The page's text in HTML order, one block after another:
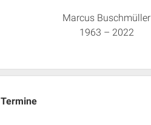
Marcus Buschmüller
1963 – 2022
Termine